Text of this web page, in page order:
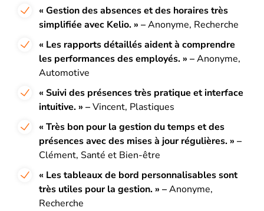
« Gestion des absences et des horaires très
simplifiée avec Kelio. » –Anonyme, Recherche
« Les rapports détaillés aident à comprendre
les performances des employés. » –Anonyme,
Automotive
« Suivi des présences très pratique et interface
intuitive. » –Vincent, Plastiques
« Très bon pour la gestion du temps et des
présences avec des mises à jour régulières. » –
Clément, Santé et Bien-être
« Les tableaux de bord personnalisables sont
très utiles pour la gestion. » –Anonyme,
Recherche